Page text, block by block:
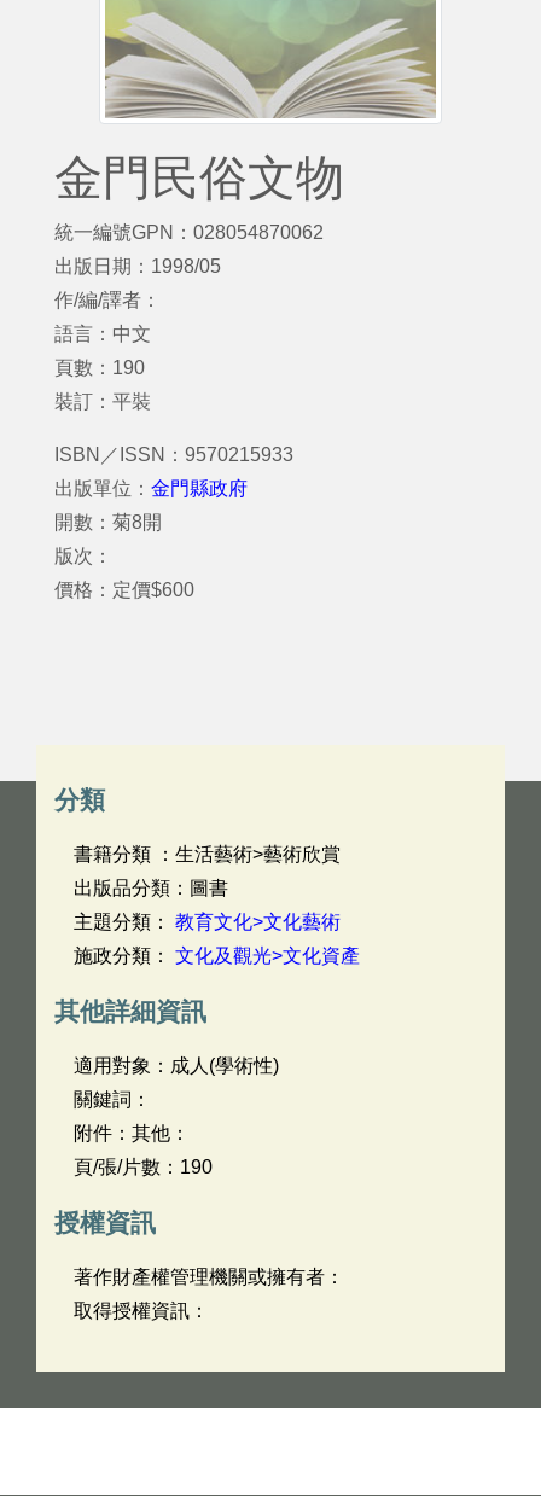
金門民俗文物
統一編號GPN：028054870062
出版日期：1998/05
作/編/譯者：
語言：中文
頁數：190
裝訂：平裝
ISBN／ISSN：9570215933
出版單位： 金門縣政府
開數：菊8開
版次：
價格：定價$600
分類
書籍分類 ：生活藝術>藝術欣賞
出版品分類：圖書
主題分類： 教育文化>文化藝術
施政分類： 文化及觀光>文化資產
其他詳細資訊
適用對象：成人(學術性)
關鍵詞：
附件：其他：
頁/張/片數：190
授權資訊
著作財產權管理機關或擁有者：
取得授權資訊：